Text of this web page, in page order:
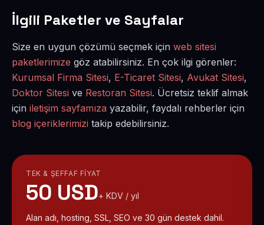
İlgili Paketler ve Sayfalar
Size en uygun çözümü seçmek için web sitesi
paketlerimize göz atabilirsiniz. En çok ilgi görenler:
Kurumsal Firma Sitesi, E-Ticaret Sitesi, Avukat Sitesi,
Doktor Sitesi ve Restoran Sitesi. Ücretsiz teklif almak
için iletişim sayfamıza yazabilir, faydalı rehberler için
blog içeriklerimizi takip edebilirsiniz.
TEK & ŞEFFAF FIYAT
50 USD+ KDV / yıl
Alan adı, hosting, SSL, SEO ve 30 gün destek dahil.